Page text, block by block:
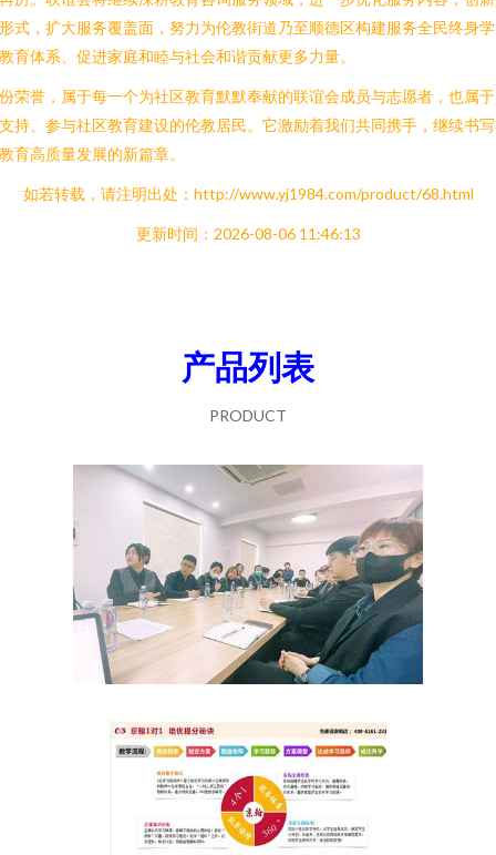
式，扩大服务覆盖面，努力为伦教街道乃至顺德区构建服务全民终身
育体系、促进家庭和睦与社会和谐贡献更多力量。
荣誉，属于每一个为社区教育默默奉献的联谊会成员与志愿者，也属
持、参与社区教育建设的伦教居民。它激励着我们共同携手，继续书
育高质量发展的新篇章。
如若转载，请注明出处：http://www.yj1984.com/product/68.html
更新时间：2026-08-06 11:46:13
产品列表
PRODUCT